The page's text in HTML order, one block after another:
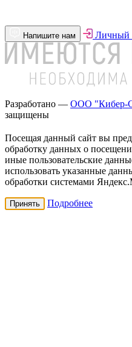
Напишите нам Личный
Разработано — ООО "Кибер-
защищены
Посещая данный сайт вы
обработку данных о
иные пользовательские
использовать указанные
обработки системами
Принять Подробнее